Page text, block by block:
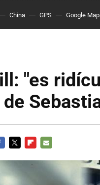
China GPS Google
"es